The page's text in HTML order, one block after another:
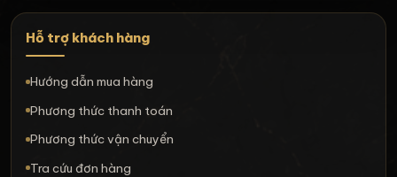
Hỗ trợ khách hàng
Hướng dẫn mua hàng
Phương thức thanh toán
Phương thức vận chuyển
Tra cứu đơn hàng